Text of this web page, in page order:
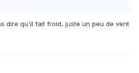
dire qu'il fait froid, juste un peu de vent